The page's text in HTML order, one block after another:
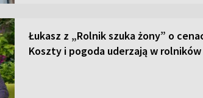
Łukasz z „Rolnik szuka żony” o
Koszty i pogoda uderzają w rolników